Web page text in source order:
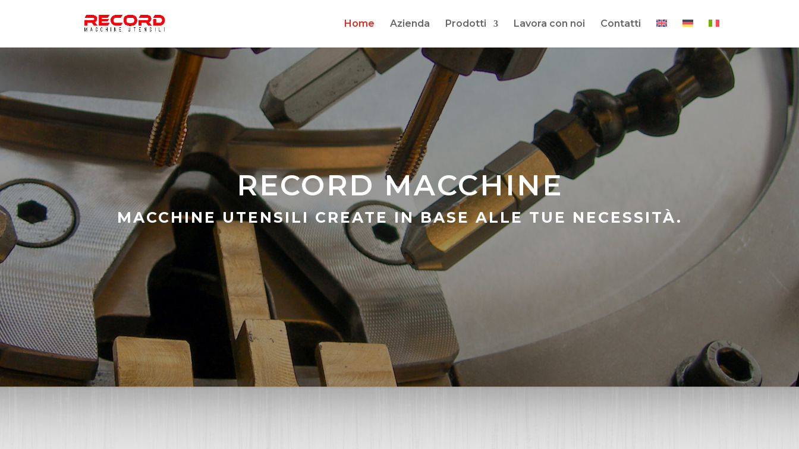
Home Azienda Prodotti Lavora con noi Contatti
RECORD MACCHINE
MACCHINE UTENSILI CREATE IN BASE ALLE TUE NECESSITÀ.